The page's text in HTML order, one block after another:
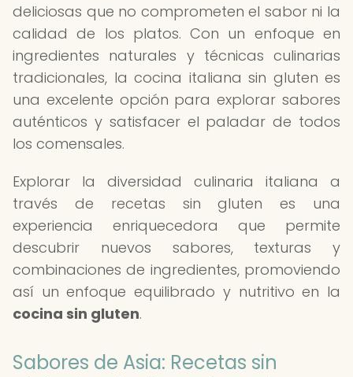
deliciosas que no comprometen el sabor ni la
calidad de los platos. Con un enfoque en
ingredientes naturales y técnicas culinarias
tradicionales, la cocina italiana sin gluten es
una excelente opción para explorar sabores
auténticos y satisfacer el paladar de todos
los comensales.
Explorar la diversidad culinaria italiana a
través de recetas sin gluten es una
experiencia enriquecedora que permite
descubrir nuevos sabores, texturas y
combinaciones de ingredientes, promoviendo
así un enfoque equilibrado y nutritivo en la
cocina sin gluten.
Sabores de Asia: Recetas sin